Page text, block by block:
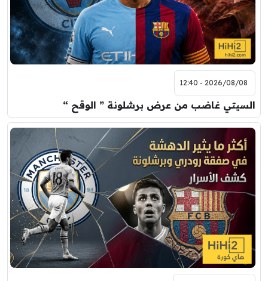
اودينيزي
8:00 م
مباراة ودية
برشلونة
2026/08/08 - 12:40
السيتي غاضب من عرض برشلونة ” الوقح “